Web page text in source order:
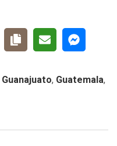
Guanajuato, Guatemala,